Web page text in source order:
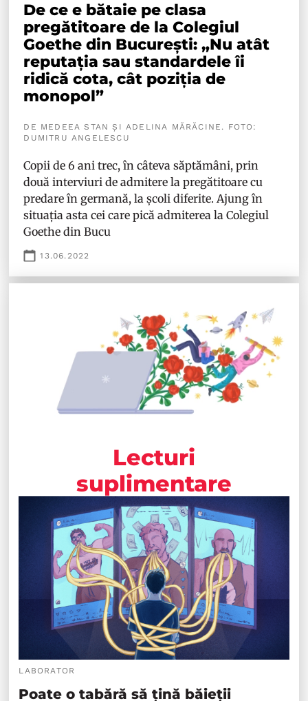
De ce e bătaie pe clasa
pregătitoare de la Colegiul
Goethe din București: „Nu atât
reputația sau standardele îi
ridică cota, cât poziția de
monopol”
DE MEDEEA STAN ȘI ADELINA MĂRĂCINE. FOTO:
DUMITRU ANGELESCU
Copii de 6 ani trec, în câteva săptămâni, prin
două interviuri de admitere la pregătitoare cu
predare în germană, la școli diferite. Ajung în
situația asta cei care pică admiterea la Colegiul
Goethe din Bucu
13.06.2022
Lecturi
suplimentare
LABORATOR
Poate o tabără să țină băieții